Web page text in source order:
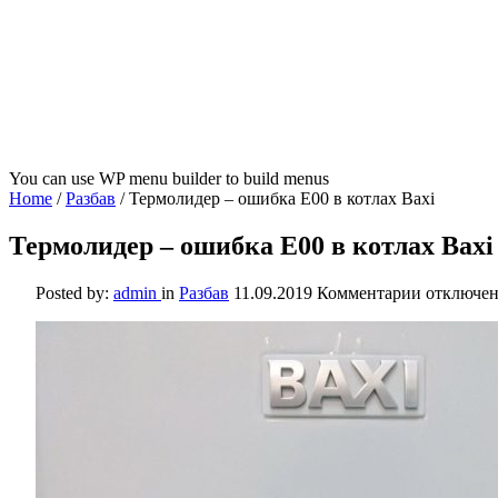
You can use WP menu builder to build menus
Home /Разбав /Термолидер – ошибка Е00 в котлах Baxi
Термолидер – ошибка Е00 в котлах Baxi
Posted by: admin in Разбав 11.09.2019 Комментарии
к
в